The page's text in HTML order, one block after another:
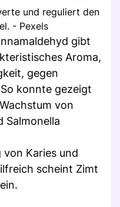
und reguliert den
- Pexels
gibt
Aroma,
gegen
konnte gezeigt
von
Salmonella
von Karies und
scheint Zimt